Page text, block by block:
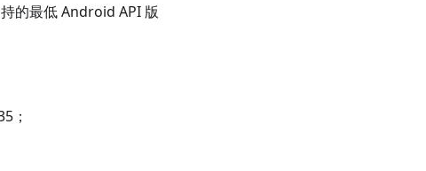
的最低 Android API 版
；